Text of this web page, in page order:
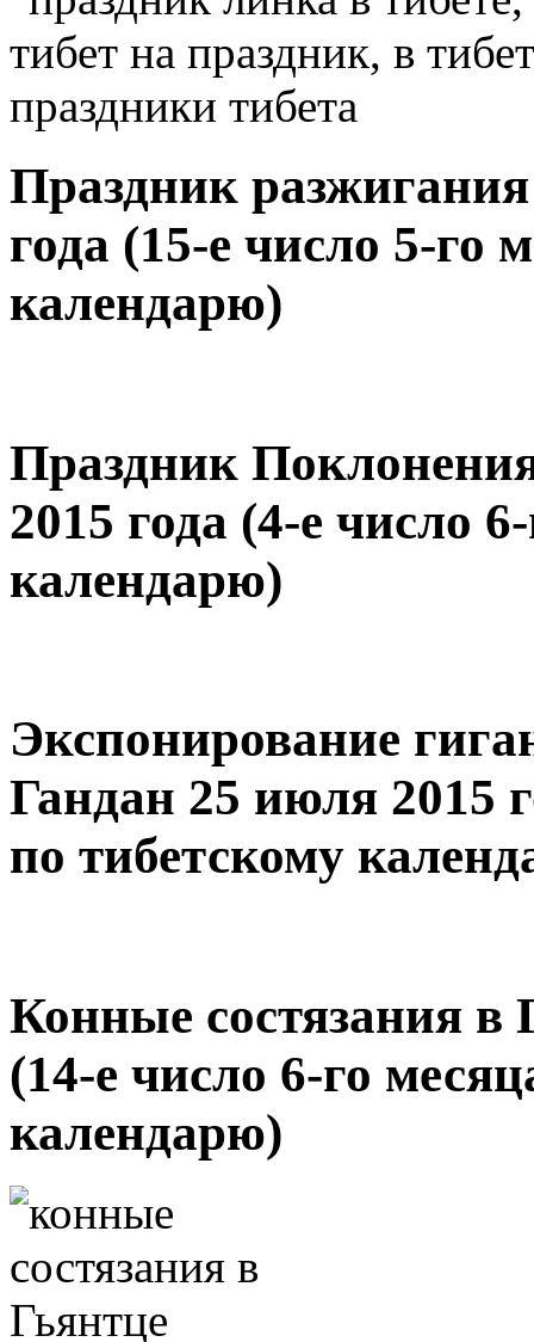
Праздник
года (15-е число 5-го
календарю)
Праздник
2015 года (4-е число
календарю)
Экспонирование
Гандан 25 июля 2015
по тибетскому
Конные состязания в
(14-е число 6-го
календарю)